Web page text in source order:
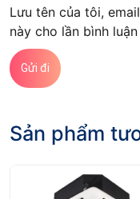
Lưu tên của tôi,
này cho lần bình
Sản phẩm